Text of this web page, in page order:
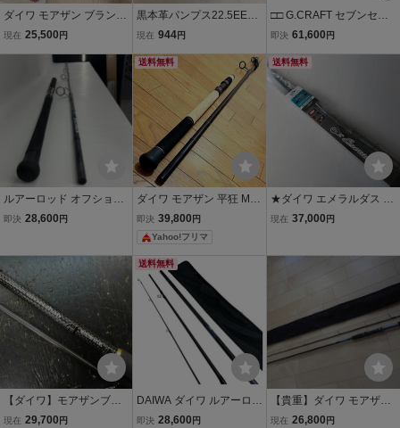
ダイワ モアザン ブランジ
ーノ 2508SH-LBD 超希少
morethan BRANZINO シ
ーバス 希少リールシリー
現在 25,500 円
黒本革パンプス22.5EEE
リボン金具付き日本製 Sc
現在 944円
□□ G.CRAFT セブンセン
スTR モンスターサーフ
スペシャル MISS-1062SS
-TR やや傷や汚れあり
即決 61,600 円
ルアーロッド オフショア
ロッド DAIWA SALTIGA
即決 28,600 円
送料無料
ダイワ モアザン 平狂 MT1
5TM
即決 39,800 円
Yahoo!フリマ
送料無料
★ダイワ エメラルダス Ａ
ＧＳ ９１ＭＬ★希少★未
現在 37,000 円
【ダイワ】モアザンブラ
ンジーノ107LML 中古
現在 29,700 円
送料無料
DAIWA ダイワ ルアーロッ
ド ソルティストアキアジ
即決 28,600 円
【貴重】ダイワ モアザン
92L-W SVF コルクグリッ
現在 26,800 円